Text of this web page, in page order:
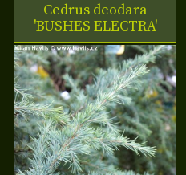
Cedrus deodara
'BUSHES ELECTRA'